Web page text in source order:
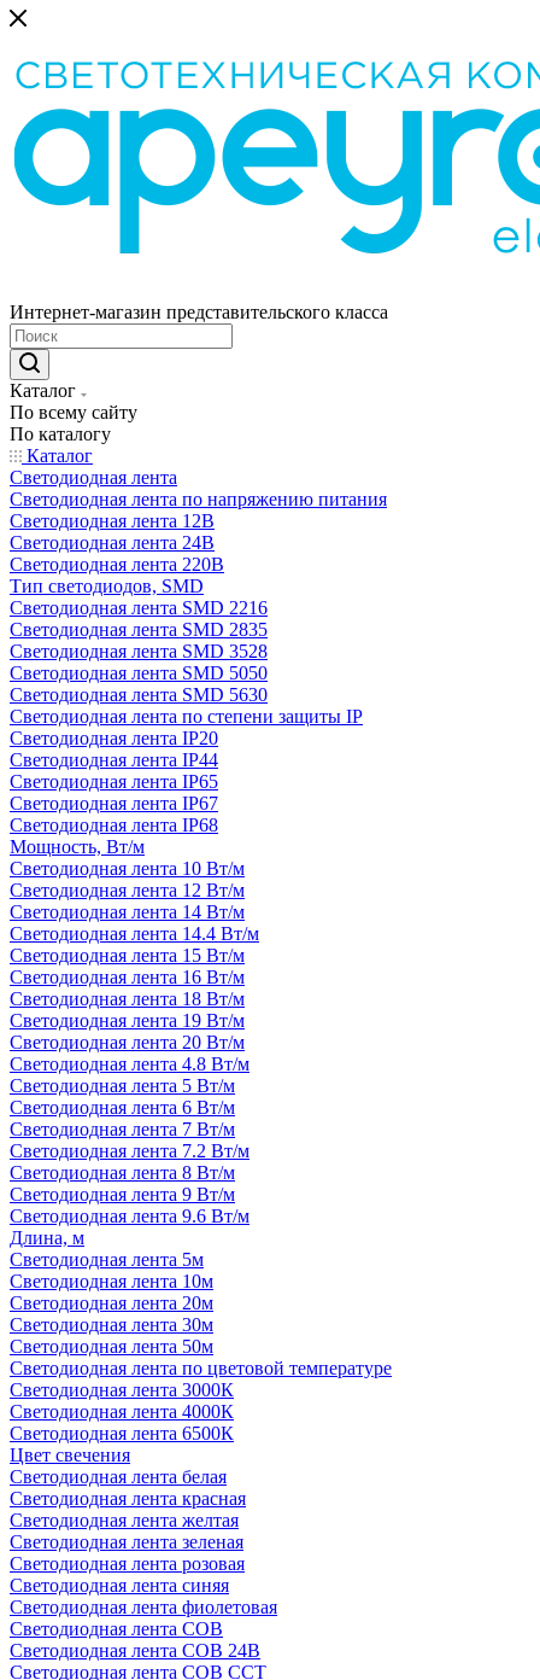
Интернет-магазин представительского класса
Каталог
По всему сайту
По каталогу
Каталог
Светодиодная лента
Светодиодная лента по напряжению питания
Светодиодная лента 12В
Светодиодная лента 24В
Светодиодная лента 220В
Тип светодиодов, SMD
Cветодиодная лента SMD 2216
Светодиодная лента SMD 2835
Светодиодная лента SMD 3528
Светодиодная лента SMD 5050
Светодиодная лента SMD 5630
Светодиодная лента по степени защиты IP
Светодиодная лента IP20
Светодиодная лента IP44
Светодиодная лента IP65
Светодиодная лента IP67
Светодиодная лента IP68
Мощность, Вт/м
Светодиодная лента 10 Вт/м
Светодиодная лента 12 Вт/м
Светодиодная лента 14 Вт/м
Светодиодная лента 14.4 Вт/м
Светодиодная лента 15 Вт/м
Светодиодная лента 16 Вт/м
Светодиодная лента 18 Вт/м
Светодиодная лента 19 Вт/м
Светодиодная лента 20 Вт/м
Светодиодная лента 4.8 Вт/м
Светодиодная лента 5 Вт/м
Светодиодная лента 6 Вт/м
Светодиодная лента 7 Вт/м
Светодиодная лента 7.2 Вт/м
Светодиодная лента 8 Вт/м
Светодиодная лента 9 Вт/м
Светодиодная лента 9.6 Вт/м
Длина, м
Светодиодная лента 5м
Светодиодная лента 10м
Светодиодная лента 20м
Светодиодная лента 30м
Светодиодная лента 50м
Светодиодная лента по цветовой температуре
Светодиодная лента 3000К
Светодиодная лента 4000К
Светодиодная лента 6500К
Цвет свечения
Светодиодная лента белая
Светодиодная лента красная
Светодиодная лента желтая
Светодиодная лента зеленая
Светодиодная лента розовая
Светодиодная лента синяя
Светодиодная лента фиолетовая
Светодиодная лента COB
Светодиодная лента COB 24В
Светодиодная лента COB CCT